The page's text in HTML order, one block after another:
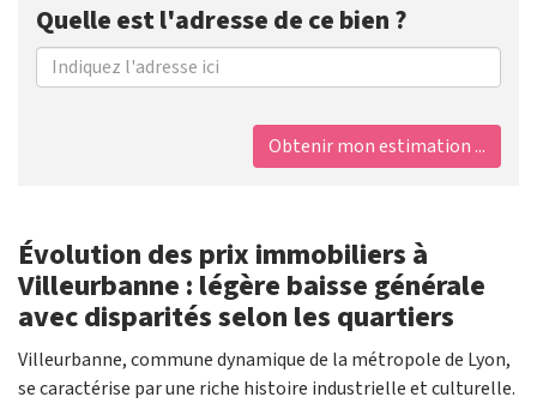
Quelle est l'adresse de ce bien ?
Obtenir mon estimation ...
Évolution des prix immobiliers à
Villeurbanne : légère baisse générale
avec disparités selon les quartiers
Villeurbanne, commune dynamique de la métropole de Lyon,
se caractérise par une riche histoire industrielle et culturelle.